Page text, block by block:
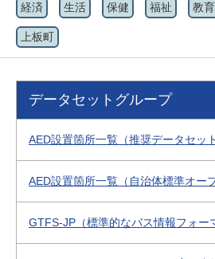
経済 生活 保健 福祉 教育
上板町
データセットグループ
AED設置箇所一覧（推奨データセット
AED設置箇所一覧（自治体標準オー
GTFS-JP（標準的なバス情報フォー